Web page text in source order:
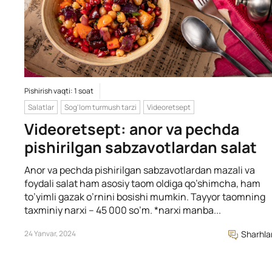
Pishirish vaqti: 1 soat
Salatlar
Sog'lom turmush tarzi Videoretsept
Videoretsept: anor va pechda
pishirilgan sabzavotlardan salat
Anor va pechda pishirilgan sabzavotlardan mazali va
foydali salat ham asosiy taom oldiga qo’shimcha, ham
to’yimli gazak o’rnini bosishi mumkin. Tayyor taomning
taxminiy narxi – 45 000 so’m. *narxi manba...
24 Yanvar, 2024